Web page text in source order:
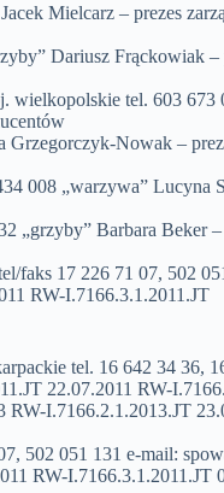
Mielcarz – prezes
Dariusz Frąckowiak –
tel. 603 673
Nowak –
008 „warzywa” Lucyna
Barbara Beker
faks 17 226 71 07, 502
RW-I.7166.3.1.2011.JT
tel. 16 642 34 36,
22.07.2011 RW-
I.7166.2.1.2013.JT
502 051 131 e-mail:
RW-I.7166.3.1.2011.JT